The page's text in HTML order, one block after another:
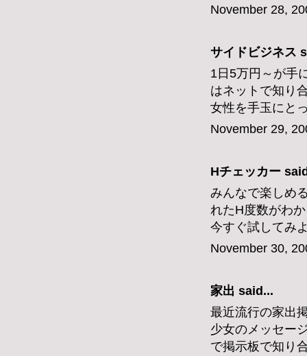
November 28,
サイドビジネス
1日5万円～が手
はネットで知り
女性を手玉にと
November 29,
Hチェッカー
みんなで楽しめ
れたH度数がわ
今すぐ試してみ
November 30,
家出 said...
最近流行の家出
少女のメッセー
で掲示板で知り